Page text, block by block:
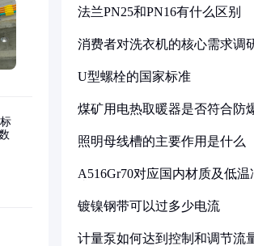
法兰PN25和PN16有什么区别
消费者对洗衣机的核心需求调
U型螺栓的国家标准
煤矿用电热取暖器是否符合防
照明母线槽的主要作用是什么
A516Gr70对应国内材质及低温
镀镍钢带可以过多少电流
计量泵如何达到控制和调节流